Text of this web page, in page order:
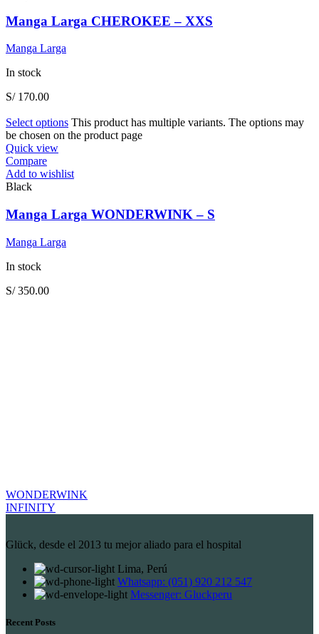
Manga Larga CHEROKEE – XXS
Manga Larga
In stock
S/170.00
Select options This product has multiple variants. The options may
be chosen on the product page
Quick view
Compare
Add to wishlist
Black
Manga Larga WONDERWINK – S
Manga Larga
In stock
S/350.00
WONDERWINK
INFINITY
Glück, desde el 2013 tu mejor aliado para el hospital
Lima, Perú
Whatsapp: (051) 920 212 547
Messenger: Gluckperu
Recent Posts